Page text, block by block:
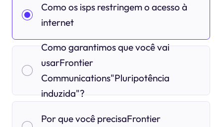
Como os isps restringem o acesso à
internet
Como garantimos que você vai
usarFrontier
Communications"Pluripotência
induzida"?
Por que você precisaFrontier